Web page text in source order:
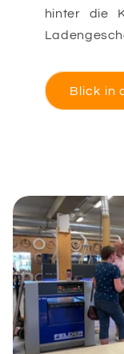
hinter die
Blick in